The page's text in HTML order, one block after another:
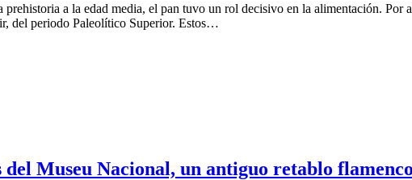
a la edad media, el pan tuvo un rol decisivo en la alimentación. Por
del periodo Paleolítico Superior. Estos…
Museu Nacional, un antiguo retablo flamenco